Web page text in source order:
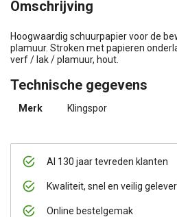
Al 130 jaar tevreden klanten
Kwaliteit, snel en veilig
Online bestelgemak
Omschrijving
Hoogwaardig schuurpapier voor de
plamuur. Stroken met papieren
verf / lak / plamuur, hout.
Technische gegevens
Merk Klingspor